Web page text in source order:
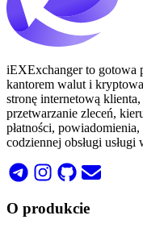
iEXExchanger to gotowa
kantorem walut i
stronę internetową
przetwarzanie zleceń,
płatności,
codziennej obsługi usługi
O produkcie